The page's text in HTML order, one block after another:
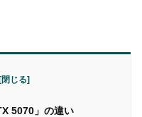
5070」の違い